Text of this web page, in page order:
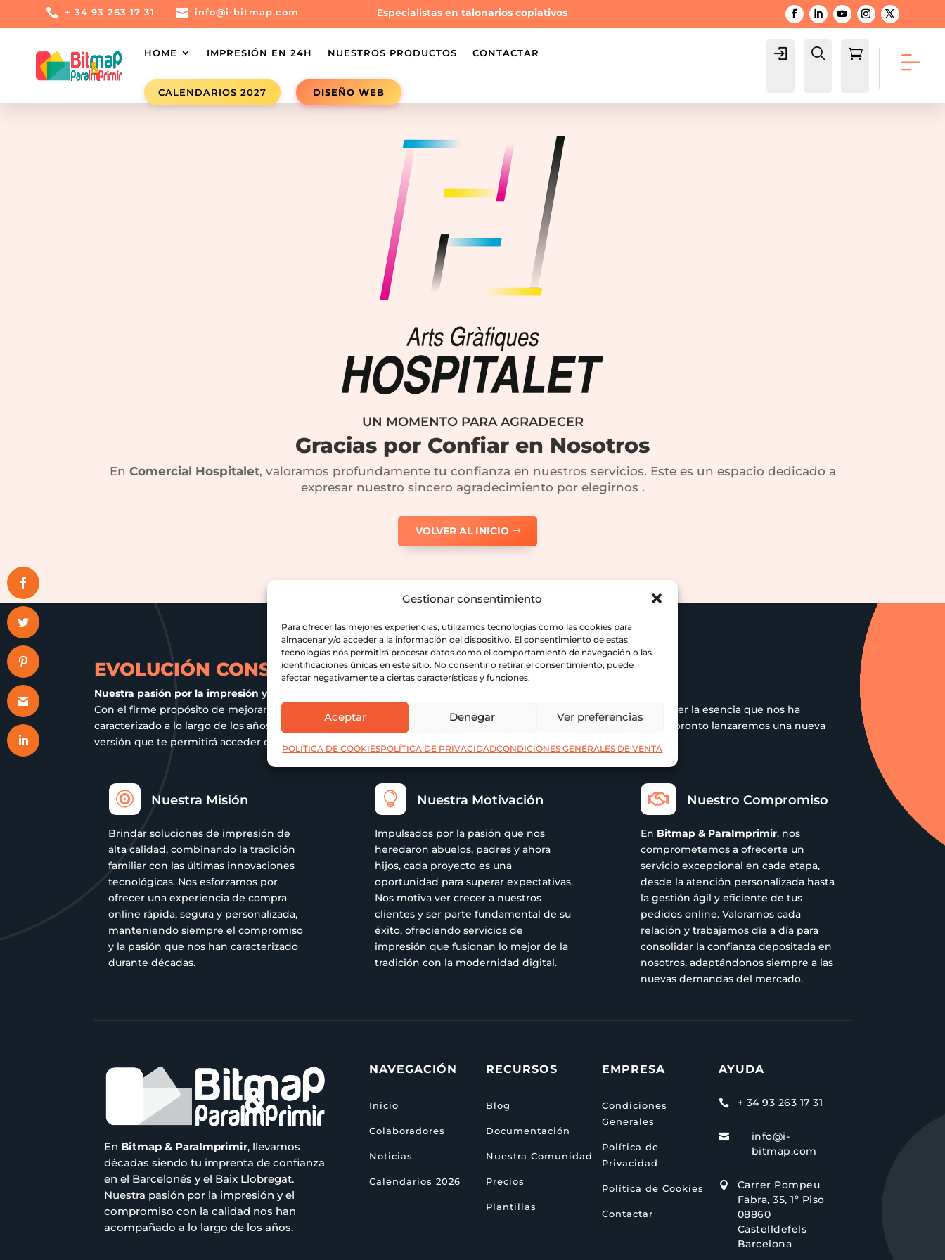
Gestionar consentimiento
Para ofrecer las mejores experiencias, utilizamos tecnologías como las cookies para
almacenar y/o acceder a la información del dispositivo. El consentimiento de estas
tecnologías nos permitirá procesar datos como el comportamiento de navegación o las
identificaciones únicas en este sitio. No consentir o retirar el consentimiento, puede
afectar negativamente a ciertas características y funciones.
Aceptar Denegar Ver preferencias
POLÍTICA DE COOKIESPOLÍTICA DE PRIVACIDADCONDICIONES GENERALES DE VENTA
 + 34 93 263 17 31  info@i-bitmap.com Especialistas entalonarios copiativos
HOME IMPRESIÓN EN 24H NUESTROS PRODUCTOS CONTACTAR
CALENDARIOS 2027 DISEÑO WEB
Login Buscar
 Carrito
UN MOMENTO PARA AGRADECER
Gracias por Confiar en Nosotros
En Comercial Hospitalet, valoramos profundamente tu confianza en nuestros servicios. Este es un espacio dedicado a
expresar nuestro sincero agradecimiento por elegirnos .
VOLVER AL INICIO
EVOLUCIÓN CONSTANTE PARA UN SERVICIO SUPERIOR
Nuestra pasión por la impresión y el compromiso con la calidad
Con el firme propósito de mejorar tu experiencia, estamos actualizando nuestros procesos y herramientas sin perder la esencia que nos ha
caracterizado a lo largo de los años. Actualmente, nuestra página web se encuentra en mantenimiento, pero muy pronto lanzaremos una nueva
versión que te permitirá acceder de manera más rápida y sencilla a todos nuestros servicios.
 Nuestra Misión
Brindar soluciones de impresión de
alta calidad, combinando la tradición
familiar con las últimas innovaciones
tecnológicas. Nos esforzamos por
ofrecer una experiencia de compra
online rápida, segura y personalizada,
manteniendo siempre el compromiso
y la pasión que nos han caracterizado
durante décadas.
 Nuestra Motivación
Impulsados por la pasión que nos
heredaron abuelos, padres y ahora
hijos, cada proyecto es una
oportunidad para superar expectativas.
Nos motiva ver crecer a nuestros
clientes y ser parte fundamental de su
éxito, ofreciendo servicios de
impresión que fusionan lo mejor de la
tradición con la modernidad digital.
 Nuestro Compromiso
En Bitmap & ParaImprimir, nos
comprometemos a ofrecerte un
servicio excepcional en cada etapa,
desde la atención personalizada hasta
la gestión ágil y eficiente de tus
pedidos online. Valoramos cada
relación y trabajamos día a día para
consolidar la confianza depositada en
nosotros, adaptándonos siempre a las
nuevas demandas del mercado.
En Bitmap & ParaImprimir, llevamos
décadas siendo tu imprenta de confianza
en el Barcelonés y el Baix Llobregat.
Nuestra pasión por la impresión y el
compromiso con la calidad nos han
acompañado a lo largo de los años.
NAVEGACIÓN
Inicio
Colaboradores
Noticias
Calendarios 2026
RECURSOS
Blog
Documentación
Nuestra Comunidad
Precios
Plantillas
EMPRESA
Condiciones
Generales
Política de
Privacidad
Política de Cookies
Contactar
AYUDA
 + 34 93 263 17 31

info@i-
bitmap.com

Carrer Pompeu
Fabra, 35, 1º Piso
08860
Castelldefels
Barcelona